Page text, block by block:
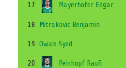
17 Mayerhofer Edgar
18 Mitrakovic Benjamin
19 Owais Syed
20 Peinhopf Raufi